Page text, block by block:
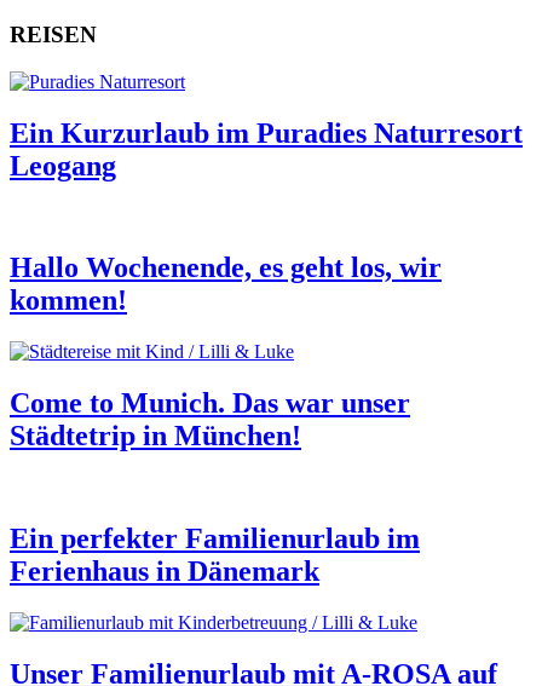
REISEN
Ein Kurzurlaub im Puradies Naturresort
Leogang
Hallo Wochenende, es geht los, wir
kommen!
Come to Munich. Das war unser
Städtetrip in München!
Ein perfekter Familienurlaub im
Ferienhaus in Dänemark
Unser Familienurlaub mit A-ROSA auf